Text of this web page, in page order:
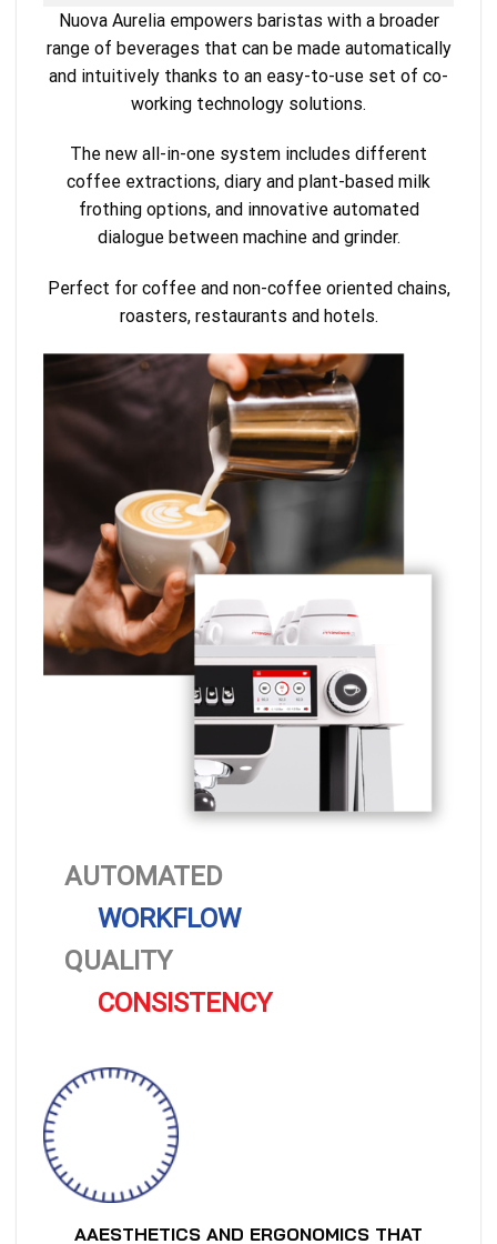
Nuova Aurelia empowers baristas with a broader
range of beverages that can be made automatically
and intuitively thanks to an easy-to-use set of co-
working technology solutions.
The new all-in-one system includes different
coffee extractions, diary and plant-based milk
frothing options, and innovative automated
dialogue between machine and grinder.
Perfect for coffee and non-coffee oriented chains,
roasters, restaurants and hotels.
AUTOMATED
WORKFLOW
QUALITY
CONSISTENCY
AAESTHETICS AND ERGONOMICS THAT